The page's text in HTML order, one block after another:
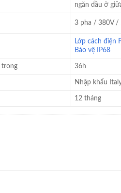
ngăn dầu ở
3 pha / 380V /
Lớp cách điện F
Bảo vệ IP68
trong 36h
Nhập khẩu
12 tháng